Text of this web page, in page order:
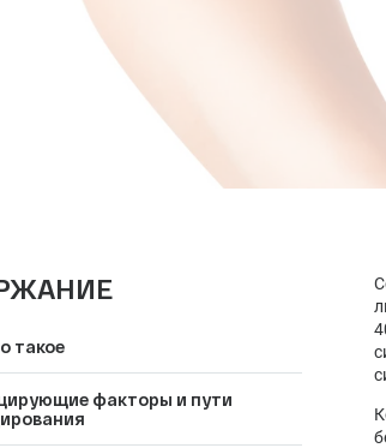
диагностика
такое
факторы и пути